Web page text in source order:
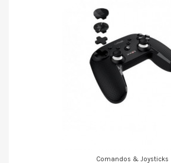
Comandos & Joysticks